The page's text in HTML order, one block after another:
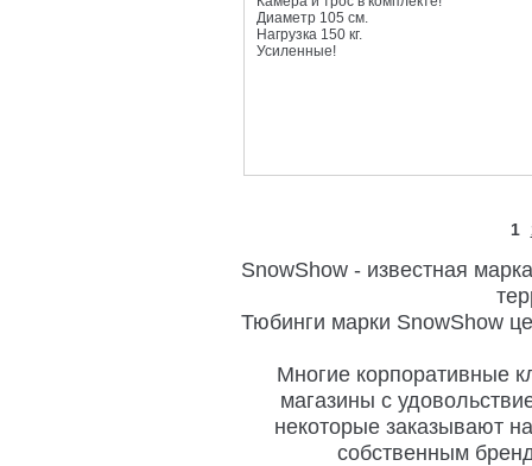
Диаметр 105 см.
Нагрузка 150 кг.
Усиленные!
1
SnowShow - известная
Тюбинги марки SnowShow
Многие корпоративные
магазины с
некоторые заказывают
собственным